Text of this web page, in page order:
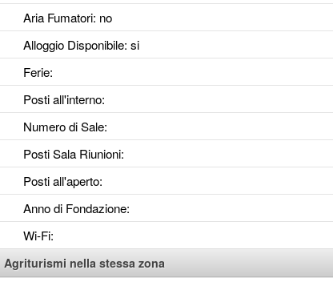
Aria Fumatori: no
Alloggio Disponibile: si
Ferie:
Posti all'interno:
Numero di Sale:
Posti Sala Riunioni:
Posti all'aperto:
Anno di Fondazione:
Wi-Fi:
Agriturismi nella stessa zona